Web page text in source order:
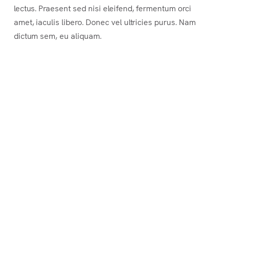
lectus. Praesent sed nisi eleifend, fermentum orci
amet, iaculis libero. Donec vel ultricies purus. Nam
dictum sem, eu aliquam.